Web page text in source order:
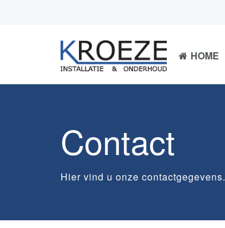
HOME
Contact
Hier vind u onze contactgegevens.